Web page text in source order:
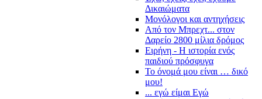
Δικαιώματα
Μονόλογοι και αντηχήσεις
Από τον Μπρεχτ... στον
Δαρείο 2800 μίλια δρόμος
Ειρήνη - Η ιστορία ενός
παιδιού πρόσφυγα
Το όνομά μου είναι … δικό
μου!
... εγώ είμαι Εγώ